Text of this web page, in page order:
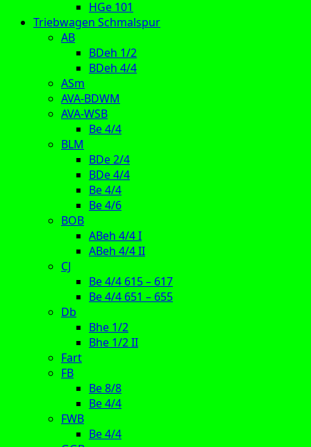
HGe 101
Triebwagen Schmalspur
AB
BDeh 1/2
BDeh 4/4
ASm
AVA-BDWM
AVA-WSB
Be 4/4
BLM
BDe 2/4
BDe 4/4
Be 4/4
Be 4/6
BOB
ABeh 4/4 I
ABeh 4/4 II
CJ
Be 4/4 615 – 617
Be 4/4 651 – 655
Db
Bhe 1/2
Bhe 1/2 II
Fart
FB
Be 8/8
Be 4/4
FWB
Be 4/4